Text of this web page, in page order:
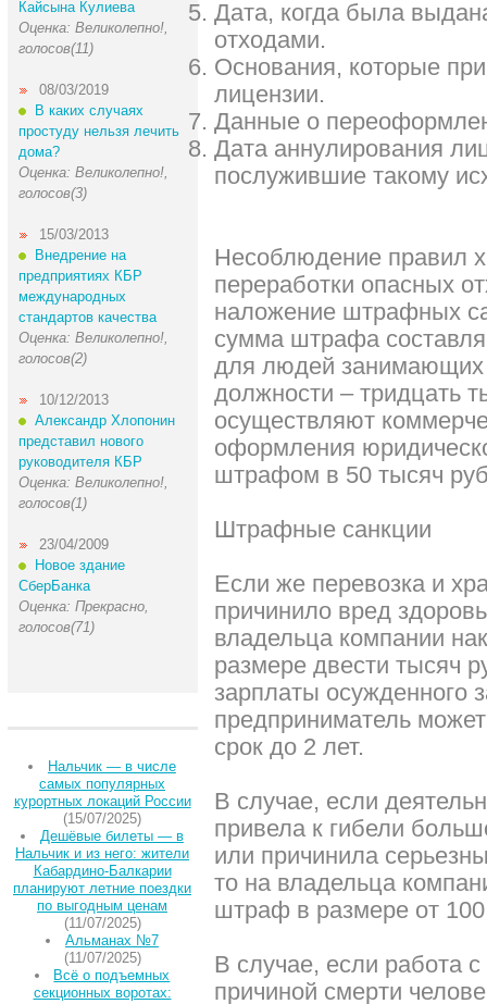
Кайсына Кулиева
Оценка: Великолепно!,
голосов(11)
08/03/2019
В каких случаях
простуду нельзя лечить
дома?
Оценка: Великолепно!,
голосов(3)
15/03/2013
Внедрение на
предприятиях КБР
международных
стандартов качества
Оценка: Великолепно!,
голосов(2)
10/12/2013
Александр Хлопонин
представил нового
руководителя КБР
Оценка: Великолепно!,
голосов(1)
23/04/2009
Новое здание
СберБанка
Оценка: Прекрасно,
голосов(71)
Нальчик — в числе
самых популярных
курортных локаций России
(15/07/2025)
Дешёвые билеты — в
Нальчик и из него: жители
Кабардино-Балкарии
планируют летние поездки
по выгодным ценам
(11/07/2025)
Альманах №7
(11/07/2025)
Всё о подъемных
секционных воротах:
Дата, когда была
отходами.
Основания, которые
лицензии.
Данные о
Дата аннулирования
послужившие такому
Несоблюдение правил
переработки опасных
наложение штрафных
сумма штрафа
для людей занимающих
должности – тридцать
осуществляют
оформления
штрафом в 50 тысяч
Штрафные санкции
Если же перевозка и
причинило вред
владельца компании
размере двести тысяч
зарплаты осужденного
предприниматель
срок до 2 лет.
В случае, если
привела к гибели
или причинила
то на владельца
штраф в размере от
В случае, если работа
причиной смерти